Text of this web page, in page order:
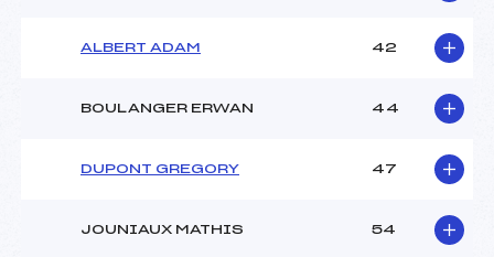
ALBERT ADAM 42
BOULANGER ERWAN 44
DUPONT GREGORY 47
JOUNIAUX MATHIS 54